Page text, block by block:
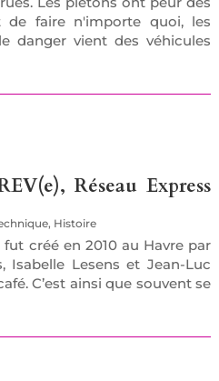
de faire n'importe quoi, les
danger vient des véhicules
Réseau Express
, Histoire
créé en 2010 au Havre par
Isabelle Lesens et Jean-Luc
C’est ainsi que souvent se